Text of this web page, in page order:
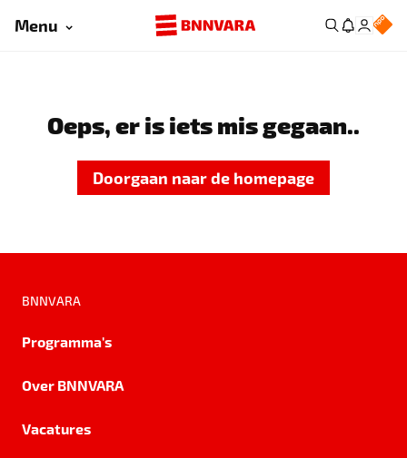
Menu
Oeps, er is iets mis gegaan..
Doorgaan naar de homepage
BNNVARA
Programma's
Over BNNVARA
Vacatures